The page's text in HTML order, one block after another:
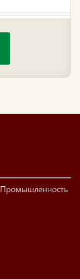
Промышленность